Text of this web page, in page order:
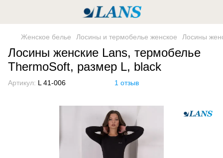
Женское белье Лосины и термобелье женское Лосины
Лосины женские Lans, термобелье
ThermoSoft, размер L, black
Артикул: L 41-006 1 отзыв